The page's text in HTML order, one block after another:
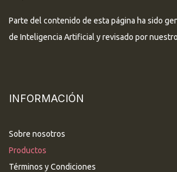
Parte del contenido de esta página ha sido
de Inteligencia Artificial y revisado por
INFORMACIÓN
Sobre nosotros
Productos
Términos y Condiciones